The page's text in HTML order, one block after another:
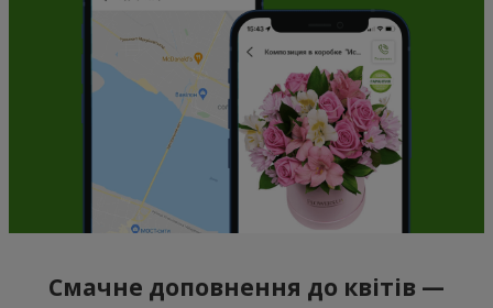
Смачне доповнення до квітів —